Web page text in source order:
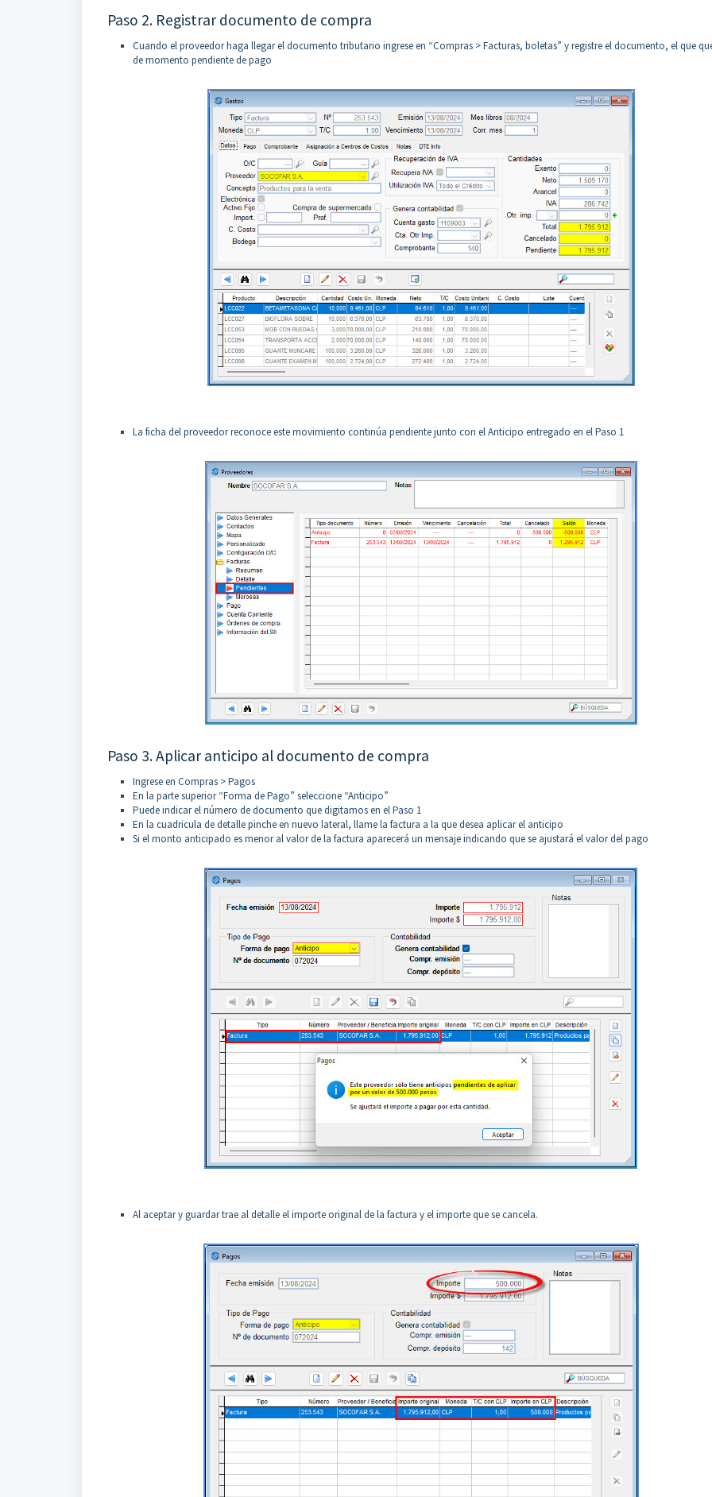
Paso 2. Registrar documento de compra
Cuando el proveedor haga llegar el documento tributario ingrese en “Compras > Facturas, boletas” y registre el documento, el que
de momento pendiente de pago
La ficha del proveedor reconoce este movimiento continúa pendiente junto con el Anticipo entregado en el Paso 1
Paso 3. Aplicar anticipo al documento de compra
Ingrese en Compras > Pagos
En la parte superior “Forma de Pago” seleccione “Anticipo”
Puede indicar el número de documento que digitamos en el Paso 1
En la cuadricula de detalle pinche en nuevo lateral, llame la factura a la que desea aplicar el anticipo
Si el monto anticipado es menor al valor de la factura aparecerá un mensaje indicando que se ajustará el valor del pago
Al aceptar y guardar trae al detalle el importe original de la factura y el importe que se cancela.